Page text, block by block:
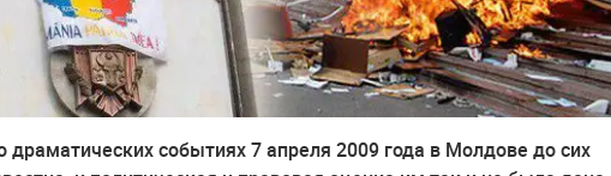
драматических событиях 7 апреля 2009 года в Молдове до сих